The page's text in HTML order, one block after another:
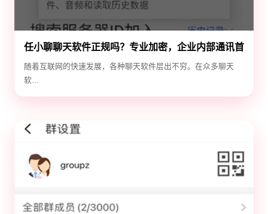
任小聊聊天软件正规吗？专业加密，企业内部通讯首
选！
随着互联网的快速发展，各种聊天软件层出不穷。在众多聊天
软...